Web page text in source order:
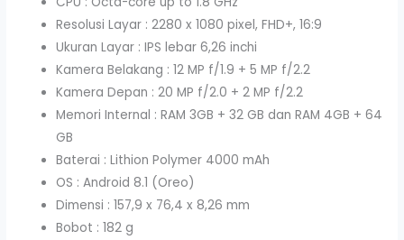
Resolusi Layar : 2280 x 1080 pixel, FHD+, 16:9
Ukuran Layar : IPS lebar 6,26 inchi
Kamera Belakang : 12 MP f/1.9 + 5 MP f/2.2
Kamera Depan : 20 MP f/2.0 + 2 MP f/2.2
Memori Internal : RAM 3GB + 32 GB dan RAM 4GB + 64
GB
Baterai : Lithion Polymer 4000 mAh
OS : Android 8.1 (Oreo)
Dimensi : 157,9 x 76,4 x 8,26 mm
Bobot : 182 g